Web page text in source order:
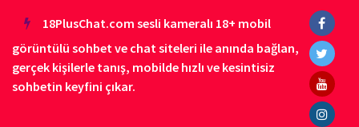
18PlusChat.com sesli kameralı 18+ mobil
görüntülü sohbet ve chat siteleri ile anında bağlan,
gerçek kişilerle tanış, mobilde hızlı ve kesintisiz
sohbetin keyfini çıkar.